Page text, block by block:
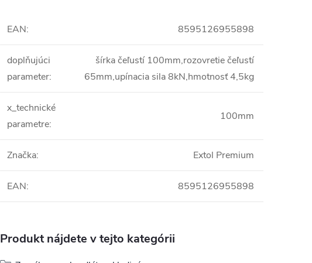
EAN: 8595126955898
doplňujúci
parameter:
šírka čeľustí 100mm,rozovretie čeľustí
65mm,upínacia sila 8kN,hmotnosť 4,5kg
x_technické
parametre:
100mm
Značka: Extol Premium
EAN: 8595126955898
Produkt nájdete v tejto kategórii